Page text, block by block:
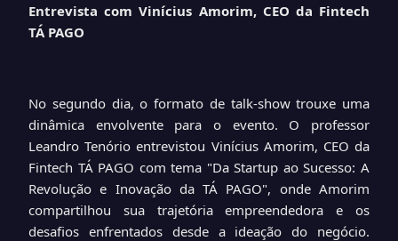
Entrevista com Vinícius Amorim, CEO da Fintech
TÁ PAGO
No segundo dia, o formato de talk-show trouxe uma
dinâmica envolvente para o evento. O professor
Leandro Tenório entrevistou Vinícius Amorim, CEO da
Fintech TÁ PAGO com tema "Da Startup ao Sucesso: A
Revolução e Inovação da TÁ PAGO", onde Amorim
compartilhou sua trajetória empreendedora e os
desafios enfrentados desde a ideação do negócio.